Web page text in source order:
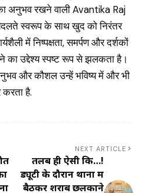
का अनुभव रखने वाली Avantika Raj
स्वरूप के साथ खुद को निरंतर
में निष्पक्षता, समर्पण और दर्शकों
का उद्देश्य स्पष्ट रूप से झलकता है।
और कौशल उन्हें भविष्य में और भी
है.
NEXT ARTICLE
तलब ही ऐसी कि…!
ड्यूटी के दौरान थाना में
बैठकर शराब छलकाने